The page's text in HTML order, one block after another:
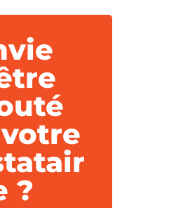
?